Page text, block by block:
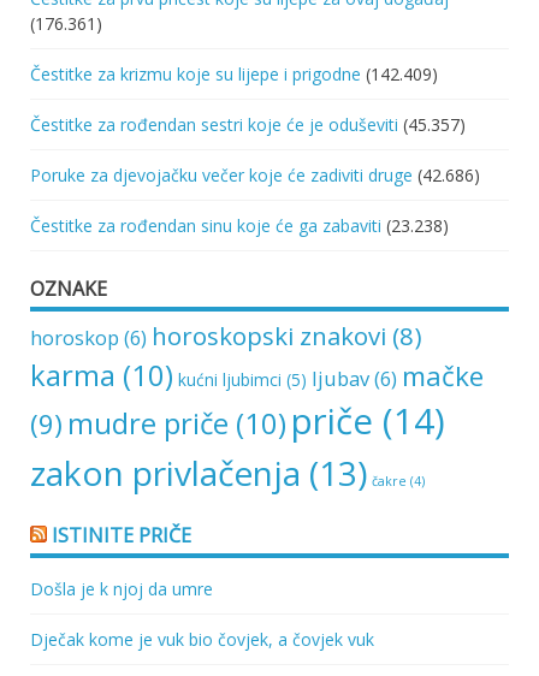
(176.361)
Čestitke za krizmu koje su lijepe i prigodne (142.409)
Čestitke za rođendan sestri koje će je oduševiti (45.357)
Poruke za djevojačku večer koje će zadiviti druge (42.686)
Čestitke za rođendan sinu koje će ga zabaviti (23.238)
OZNAKE
horoskop (6) horoskopski znakovi (8)
karma (10) kućni ljubimci (5) ljubav(6) mačke
(9) mudre priče (10) priče (14)
zakon privlačenja (13) čakre (4)
ISTINITE PRIČE
Došla je k njoj da umre
Dječak kome je vuk bio čovjek, a čovjek vuk